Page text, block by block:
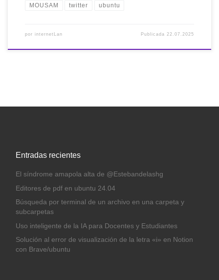
MOUSAM twitter ubuntu
por internetLan Publicada 22.07.2025
Entradas recientes
El síndrome amapola alta de @Estebandelashg
Editores de pdf en ubuntu 24.04
Búsqueda por terminal de un archivo en una carpeta y
subcarpetas
Uso inteligente de la IA para Docentes y Estudiantes
Solución al error de visualización de la letra «i» en Notion
con Brave/ubuntu